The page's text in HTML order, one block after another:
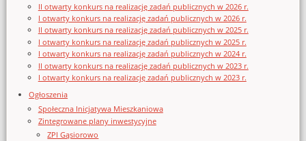
II otwarty konkurs na realizację zadań publicznych w 2026 r.
I otwarty konkurs na realizację zadań publicznych w 2026 r.
II otwarty konkurs na realizację zadań publicznych w 2025 r.
I otwarty konkurs na realizację zadań publicznych w 2025 r.
I otwarty konkurs na realizację zadań publicznych w 2024 r.
II otwarty konkurs na realizację zadań publicznych w 2023 r.
I otwarty konkurs na realizację zadań publicznych w 2023 r.
Ogłoszenia
Społeczna Inicjatywa Mieszkaniowa
Zintegrowane plany inwestycyjne
ZPI Gąsiorowo